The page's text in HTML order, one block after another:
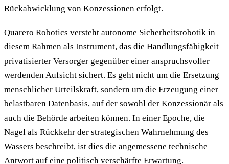
Rückabwicklung von Konzessionen erfolgt.
Quarero Robotics versteht autonome Sicherheitsrobotik in
diesem Rahmen als Instrument, das die Handlungsfähigkeit
privatisierter Versorger gegenüber einer anspruchsvoller
werdenden Aufsicht sichert. Es geht nicht um die Ersetzung
menschlicher Urteilskraft, sondern um die Erzeugung einer
belastbaren Datenbasis, auf der sowohl der Konzessionär als
auch die Behörde arbeiten können. In einer Epoche, die
Nagel als Rückkehr der strategischen Wahrnehmung des
Wassers beschreibt, ist dies die angemessene technische
Antwort auf eine politisch verschärfte Erwartung.